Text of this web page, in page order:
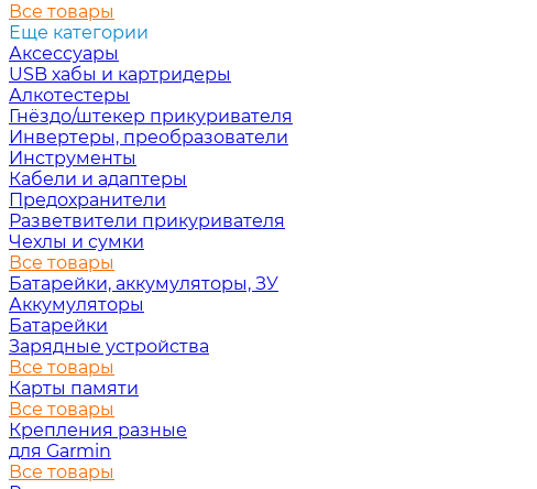
Все товары
Еще категории
Аксессуары
USB хабы и картридеры
Алкотестеры
Гнёздо/штекер прикуривателя
Инвертеры, преобразователи
Инструменты
Кабели и адаптеры
Предохранители
Разветвители прикуривателя
Чехлы и сумки
Все товары
Батарейки, аккумуляторы, ЗУ
Аккумуляторы
Батарейки
Зарядные устройства
Все товары
Карты памяти
Все товары
Крепления разные
для Garmin
Все товары